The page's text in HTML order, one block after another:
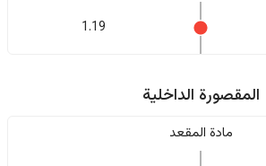
1.19
المقصورة الداخلية
مادة المقعد